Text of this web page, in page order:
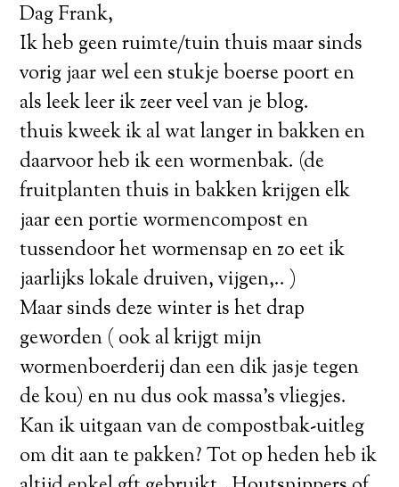
Dag Frank,
Ik heb geen ruimte/tuin thuis maar sinds
vorig jaar wel een stukje boerse poort en
als leek leer ik zeer veel van je blog.
thuis kweek ik al wat langer in bakken en
daarvoor heb ik een wormenbak. (de
fruitplanten thuis in bakken krijgen elk
jaar een portie wormencompost en
tussendoor het wormensap en zo eet ik
jaarlijks lokale druiven, vijgen,.. )
Maar sinds deze winter is het drap
geworden ( ook al krijgt mijn
wormenboerderij dan een dik jasje tegen
de kou) en nu dus ook massa’s vliegjes.
Kan ik uitgaan van de compostbak-uitleg
om dit aan te pakken? Tot op heden heb ik